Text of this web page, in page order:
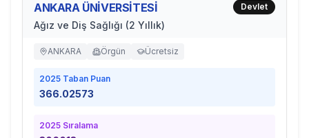
ANKARA ÜNİVERSİTESİ
Ağız ve Diş Sağlığı (2 Yıllık)
Devlet
ANKARA Örgün Ücretsiz
2025 Taban Puan
366.02573
2025 Sıralama